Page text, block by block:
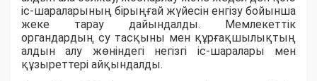
іс-шараларының бірыңғай жүйесін енгізу бойынша
жеке тарау дайындалды. Мемлекеттік
органдардың су тасқыны мен құрғақшылықтың
алдын алу жөніндегі негізгі іс-шаралары мен
құзыреттері айқындалды.